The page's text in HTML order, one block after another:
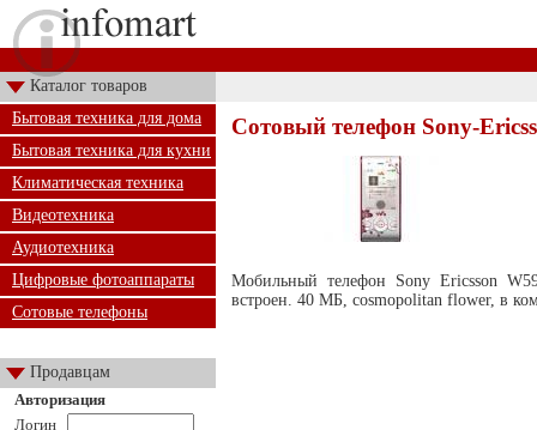
Каталог товаров
Бытовая техника для дома
Бытовая техника для кухни
Климатическая техника
Видеотехника
Аудиотехника
Цифровые фотоаппараты
Сотовые телефоны
Продавцам
Авторизация
Логин
Сотовый телефон Sony-
Мобильный телефон Sony Ericsson
встроен. 40 МБ, cosmopolitan flower, в